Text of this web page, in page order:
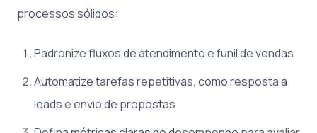
processos sólidos:
Padronize fluxos de atendimento e funil de vendas
Automatize tarefas repetitivas, como resposta a
leads e envio de propostas